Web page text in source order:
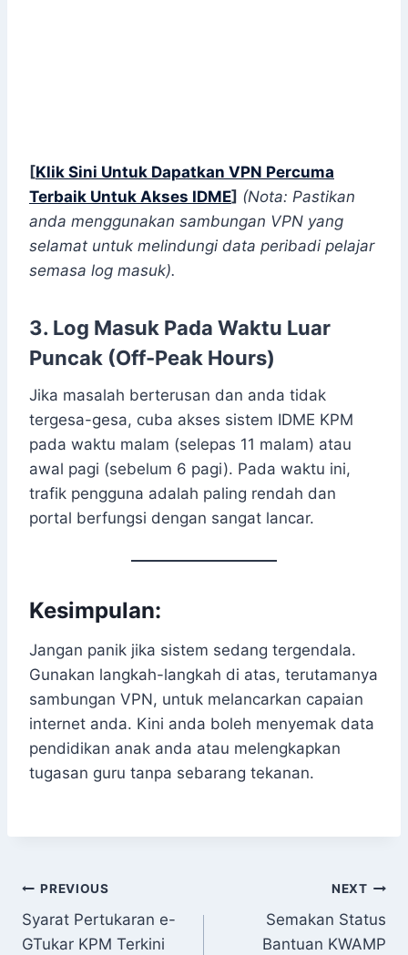
[Klik Sini Untuk Dapatkan VPN Percuma
Terbaik Untuk Akses IDME] (Nota: Pastikan
anda menggunakan sambungan VPN yang
selamat untuk melindungi data peribadi pelajar
semasa log masuk).
3. Log Masuk Pada Waktu Luar
Puncak (Off-Peak Hours)
Jika masalah berterusan dan anda tidak
tergesa-gesa, cuba akses sistem IDME KPM
pada waktu malam (selepas 11 malam) atau
awal pagi (sebelum 6 pagi). Pada waktu ini,
trafik pengguna adalah paling rendah dan
portal berfungsi dengan sangat lancar.
Kesimpulan:
Jangan panik jika sistem sedang tergendala.
Gunakan langkah-langkah di atas, terutamanya
sambungan VPN, untuk melancarkan capaian
internet anda. Kini anda boleh menyemak data
pendidikan anak anda atau melengkapkan
tugasan guru tanpa sebarang tekanan.
Post
navigation
PREVIOUS
Syarat Pertukaran e-
GTukar KPM Terkini
NEXT
Semakan Status
Bantuan KWAMP